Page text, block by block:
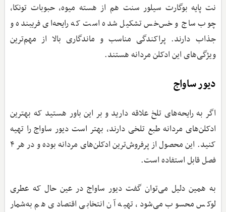
نت پایه بوگارت سیلور سنت هم از هسته میوه، حبوبات تونکا،
چوب ساج و خس‌خس تشکیل شده است که رایحه‌ای فریبنده و
جذاب دارند. پراکندگی مناسب و ماندگاری بالا از مهم‌ترین
ویژگی‌های این ادکلن مردانه هستند‌.
دیور ساواج
اگر به رایحه‌های تلخ علاقه دارید و بر این باور هستید که بهترین
ادکلن‌های مردانه طبع تلخی دارند، بهتر است دیور ساواج را تهیه
کنید. این محصول از پرفروش‌ترین ادکلن‌های مردانه بوده و در هر ۴
فصل قابل استفاده است.
به همین دلیل می‌توان گفت دیور ساواج در عین حال که عطری
لوکس محسوب می‌شود، تهیه آن انتخابی اقتصادی هم به‌شمار